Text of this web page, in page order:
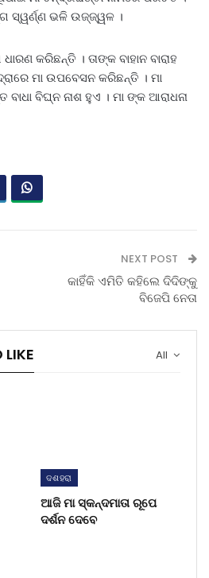
ସ୍ୱର୍ଣ୍ଣ ଭଳି ଉଜ୍ଜ୍ୱଳ ।
କରିଛନ୍ତି । ତାଙ୍କ ବାହାନ ବାରାହ
ମା ଉପବେସନ କରିଛନ୍ତି । ମା
ବିଘ୍ନ ନାଶ ହୁଏ । ମା ଙ୍କ ଆରାଧନା
NEXT POST
କାହିଁକି ଏମିତି କହିଲେ ଦିଦିଙ୍କୁ
ବିଜେପି ନେତା
All
ଦଶହରା
ଆଜି ମା ସ୍କନ୍ଦମାତା ରୂପେ
ଦର୍ଶନ ଦେବେ